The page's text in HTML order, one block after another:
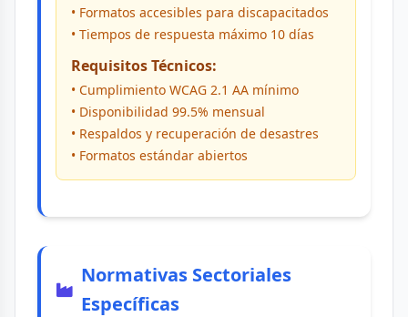
• Formatos accesibles para discapacitados
• Tiempos de respuesta máximo 10 días
Requisitos Técnicos:
• Cumplimiento WCAG 2.1 AA mínimo
• Disponibilidad 99.5% mensual
• Respaldos y recuperación de desastres
• Formatos estándar abiertos
Normativas Sectoriales
Específicas